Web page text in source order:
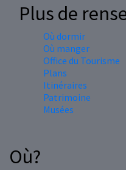
Plus de
Où dormir
Où manger
Office du Tourisme
Plans
Itinéraires
Patrimoine
Musées
Où?